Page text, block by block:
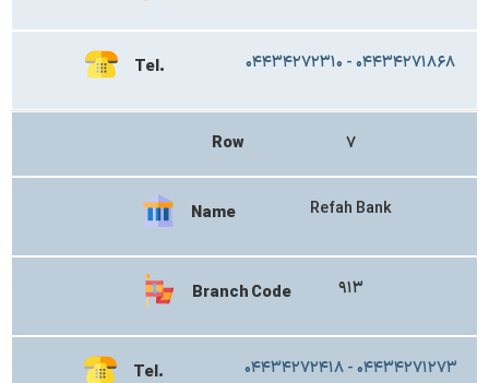
Tel. ۰۴۴۳۴۲۷۲۳۱۰ - ۰۴۴۳۴۲۷۱۸۶۸
Row ۷
Name Refah Bank
Branch Code ۹۱۳
Tel. ۰۴۴۳۴۲۷۲۴۱۸ - ۰۴۴۳۴۲۷۱۲۷۳